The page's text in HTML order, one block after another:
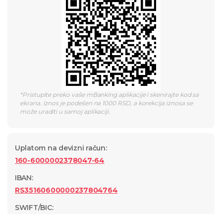
*Pristupite preko vaše mBanking aplikacije i skenirajte kod sa
ekrana. Iznos je podešen na 1000 RSD, a korekcija iznosa se
može uraditi u samoj aplikaciji.
Uplatom na devizni račun:
160-6000002378047-64
IBAN:
RS35160600000237804764
SWIFT/BIC: